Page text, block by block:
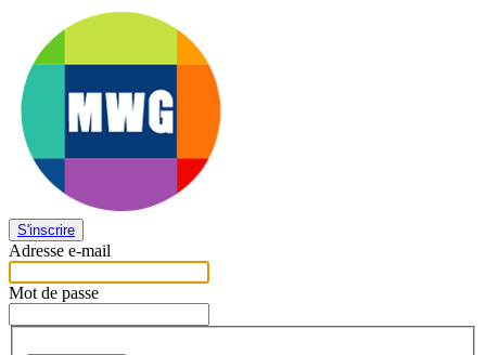
S'inscrire
Adresse e-mail
Mot de passe